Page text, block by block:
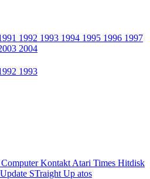
1992 1993 1994 1995 1996 1997
2004
1993
Computer Kontakt Atari Times Hitdisk
STraight Up atos